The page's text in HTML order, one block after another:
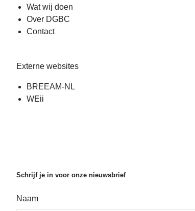
Wat wij doen
Over DGBC
Contact
Externe websites
BREEAM-NL
WEii
Schrijf je in voor onze nieuwsbrief
Naam